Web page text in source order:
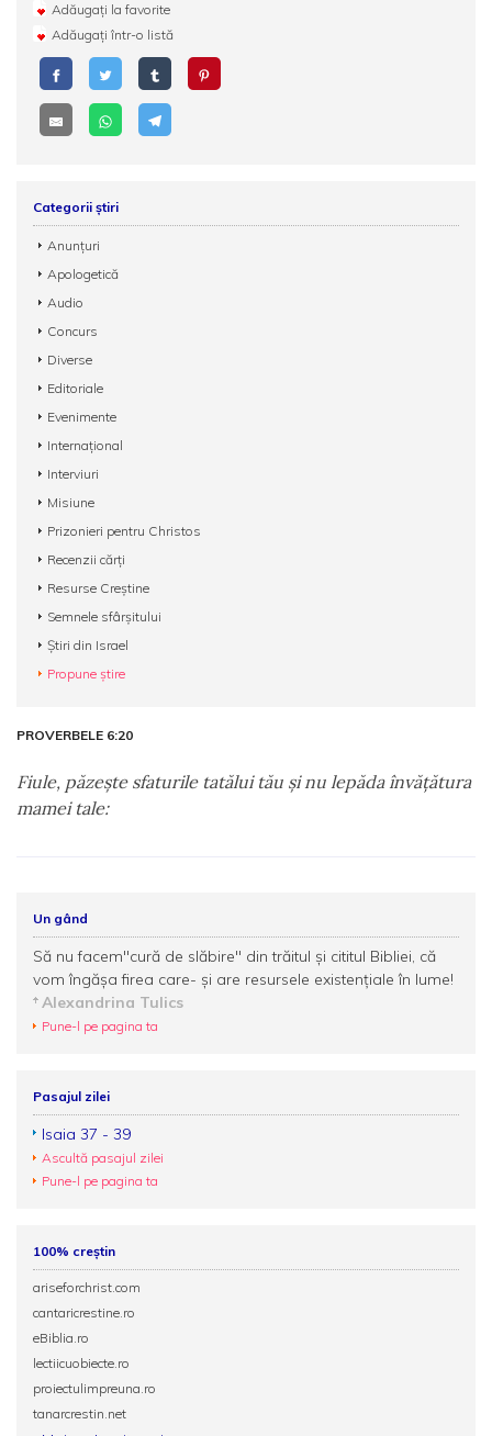
Adăugați la favorite
Adăugați într-o listă
Categorii știri
Anunțuri
Apologetică
Audio
Concurs
Diverse
Editoriale
Evenimente
Internațional
Interviuri
Misiune
Prizonieri pentru Christos
Recenzii cărți
Resurse Creștine
Semnele sfârșitului
Știri din Israel
Propune știre
PROVERBELE 6:20
Fiule, păzeşte sfaturile tatălui tău şi nu lepăda învăţătura
mamei tale:
Un gând
Să nu facem''cură de slăbire'' din trăitul și cititul Bibliei, că
vom îngășa firea care- și are resursele existențiale în lume!
Alexandrina Tulics
Pune-l pe pagina ta
Pasajul zilei
Isaia 37 - 39
Ascultă pasajul zilei
Pune-l pe pagina ta
100% creștin
ariseforchrist.com
cantaricrestine.ro
eBiblia.ro
lectiicuobiecte.ro
proiectulimpreuna.ro
tanarcrestin.net